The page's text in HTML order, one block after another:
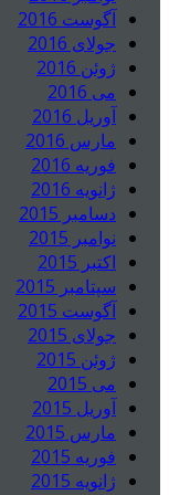
آگوست 2016
جولای 2016
ژوئن 2016
می 2016
آوریل 2016
مارس 2016
فوریه 2016
ژانویه 2016
دسامبر 2015
نوامبر 2015
اکتبر 2015
سپتامبر 2015
آگوست 2015
جولای 2015
ژوئن 2015
می 2015
آوریل 2015
مارس 2015
فوریه 2015
ژانویه 2015